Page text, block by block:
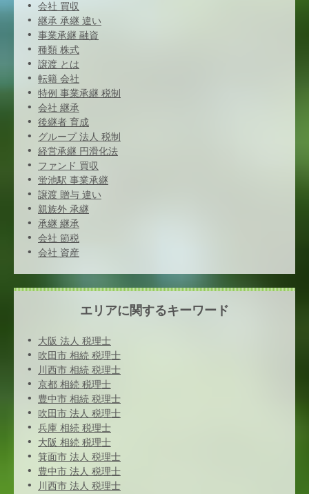
会社 買収
継承 承継 違い
事業承継 融資
種類 株式
譲渡 とは
転籍 会社
特例 事業承継 税制
会社 継承
後継者 育成
グループ 法人 税制
経営承継 円滑化法
ファンド 買収
蛍池駅 事業承継
譲渡 贈与 違い
親族外 承継
承継 継承
会社 節税
会社 資産
エリアに関するキーワード
大阪 法人 税理士
吹田市 相続 税理士
川西市 相続 税理士
京都 相続 税理士
豊中市 相続 税理士
吹田市 法人 税理士
兵庫 相続 税理士
大阪 相続 税理士
箕面市 法人 税理士
豊中市 法人 税理士
川西市 法人 税理士